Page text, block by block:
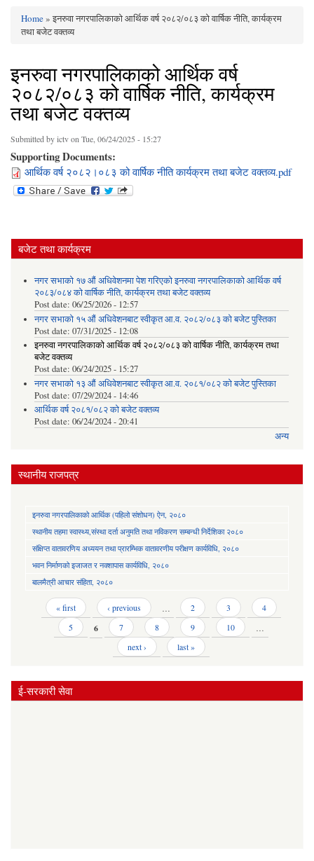
You are here
Home» इनरुवा नगरपालिकाको आर्थिक वर्ष २०८२/०८३ को वार्षिक नीति, कार्यक्रम
तथा बजेट वक्तव्य
इनरुवा नगरपालिकाको आर्थिक वर्ष
२०८२/०८३ को वार्षिक नीति, कार्यक्रम
तथा बजेट वक्तव्य
Submitted byictvon Tue, 06/24/2025 - 15:27
Supporting Documents:
आर्थिक वर्ष २०८२।०८३ को वार्षिक नीति कार्यक्रम तथा बजेट वक्तव्य.pdf
बजेट तथा कार्यक्रम
नगर सभाको १७ औं अधिवेशनमा पेश गरिएको इनरुवा नगरपालिकाको आर्थिक वर्ष
२०८३/०८४ को वार्षिक नीति, कार्यक्रम तथा बजेट वक्तव्य
Post date: 06/25/2026 - 12:57
नगर सभाको १५ औं अधिवेशनबाट स्वीकृत आ.व. २०८२/०८३ को बजेट पुस्तिका
Post date: 07/31/2025 - 12:08
इनरुवा नगरपालिकाको आर्थिक वर्ष २०८२/०८३ को वार्षिक नीति, कार्यक्रम तथा
बजेट वक्तव्य
Post date: 06/24/2025 - 15:27
नगर सभाको १३ औं अधिवेशनबाट स्वीकृत आ.व. २०८१/०८२ को बजेट पुस्तिका
Post date: 07/29/2024 - 14:46
आर्थिक वर्ष २०८१/०८२ को बजेट वक्तव्य
Post date: 06/24/2024 - 20:41
अन्य
स्थानीय राजपत्र
इनरुवा नगरपालिकाको आर्थिक (पहिलो संशोधन) ऐन, २०८०
स्थानीय तहमा स्वास्थ्य,संस्था दर्ता अनुमति तथा नविकरण सम्बन्धी निर्देशिका २०८०
संक्षिप्त वातावरणिय अध्ययन तथा प्रारम्भिक वातावरणीय परीक्षण कार्यविधि, २०८०
भवन निर्माणको इजाजत र नक्शापास कार्यविधि, २०८०
बालमैत्री आचार संहिता, २०८०
Pages « first ‹ previous … 2 3
4
5
6 7 8 9 10
…
next ›
last »
ई-सरकारी सेवा